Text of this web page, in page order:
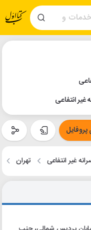
انتفاعی
پروفایل
غیر انتفاعی تهران